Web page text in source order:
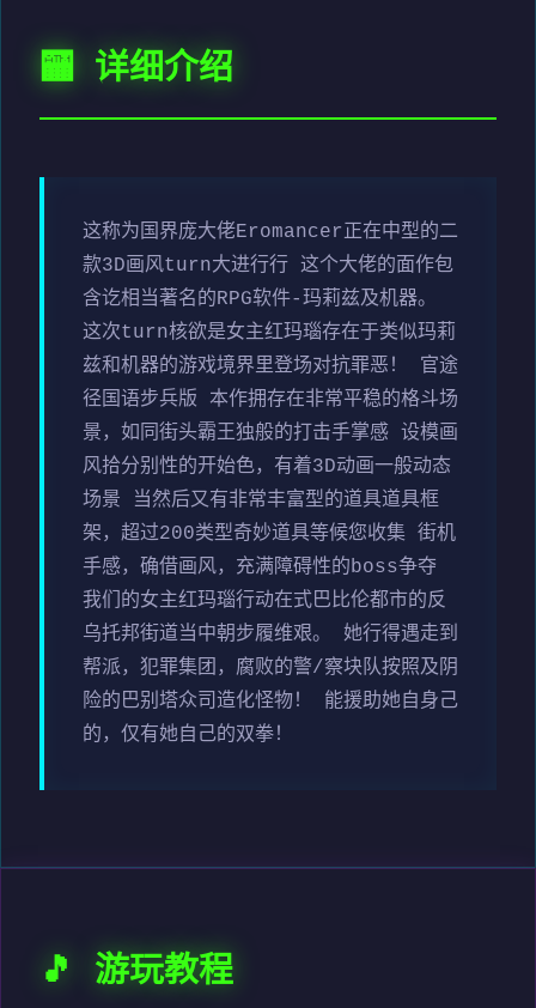
🏧 详细介绍
这称为国界庞大佬Eromancer正在中型的二
款3D画风turn大进行行 这个大佬的面作包
含讫相当著名的RPG软件-玛莉兹及机器。
这次turn核欲是女主红玛瑙存在于类似玛莉
兹和机器的游戏境界里登场对抗罪恶！ 官途
径国语步兵版 本作拥存在非常平稳的格斗场
景，如同街头霸王独般的打击手掌感 设模画
风拾分别性的开始色，有着3D动画一般动态
场景 当然后又有非常丰富型的道具道具框
架，超过200类型奇妙道具等候您收集 街机
手感，确借画风，充满障碍性的boss争夺
我们的女主红玛瑙行动在式巴比伦都市的反
乌托邦街道当中朝步履维艰。 她行得遇走到
帮派，犯罪集团，腐败的警/察块队按照及阴
险的巴别塔众司造化怪物！ 能援助她自身己
的，仅有她自己的双拳！
🎵 游玩教程